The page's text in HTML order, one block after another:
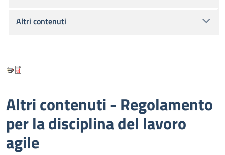
Altri contenuti - Regolamento
per la disciplina del lavoro
agile
Altri contenuti